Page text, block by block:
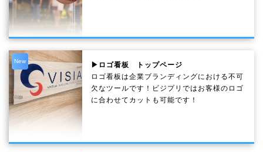
New
▶ロゴ看板 トップページ
ロゴ看板は企業ブランディングにおける不可
欠なツールです！ビジプリではお客様のロゴ
に合わせてカットも可能です！